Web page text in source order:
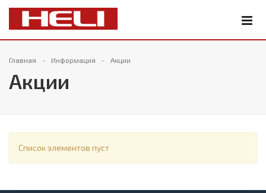
Главная Информация Акции
Акции
Список элементов пуст